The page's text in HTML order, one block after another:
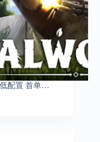
配置 首单…